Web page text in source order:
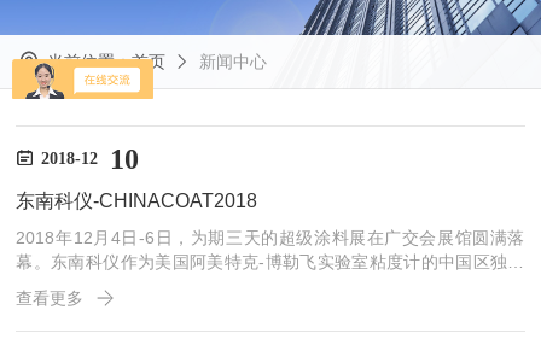
当前位置：首页 新闻中心
2018-12 10
东南科仪-CHINACOAT2018
2018年12月4日-6日，为期三天的超级涂料展在广交会展馆圆满落
幕。东南科仪作为美国阿美特克-博勒飞实验室粘度计的中国区独jia
代理商。此次展会联合博勒飞隆重亮相。会上，不仅展示了博勒飞实
验室粘度计全系列产品，还针对涂料行业的观众们展示了颜色测量系
统、材料试验箱、快速水分仪、卡尔费休水分仪、粒度仪等涂料行业
查看更多